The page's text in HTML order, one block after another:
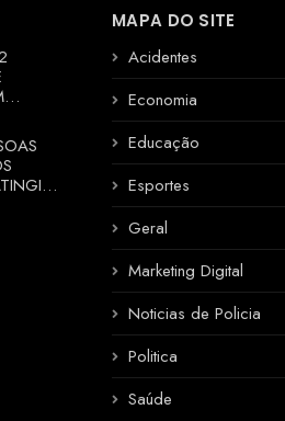
MAPA DO SITE
Acidentes
Economia
Educação
Esportes
Geral
Marketing Digital
Noticias de Policia
Politica
Saúde